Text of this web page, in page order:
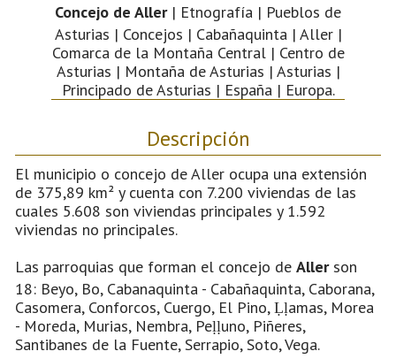
Concejo de Aller| Etnografía | Pueblos de
Asturias | Concejos | Cabañaquinta | Aller |
Comarca de la Montaña Central | Centro de
Asturias | Montaña de Asturias | Asturias |
Principado de Asturias | España | Europa.
Descripción
El municipio o concejo de Aller ocupa una extensión
de 375,89 km² y cuenta con 7.200 viviendas de las
cuales 5.608 son viviendas principales y 1.592
viviendas no principales.
Las parroquias que forman el concejo de Allerson
18: Beyo, Bo, Cabanaquinta - Cabañaquinta, Caborana,
Casomera, Conforcos, Cuergo, El Pino, Ḷḷamas, Morea
- Moreda, Murias, Nembra, Peḷḷuno, Piñeres,
Santibanes de la Fuente, Serrapio, Soto, Vega.